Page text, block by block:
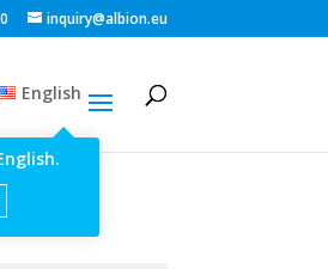
inquiry@albion.eu
English